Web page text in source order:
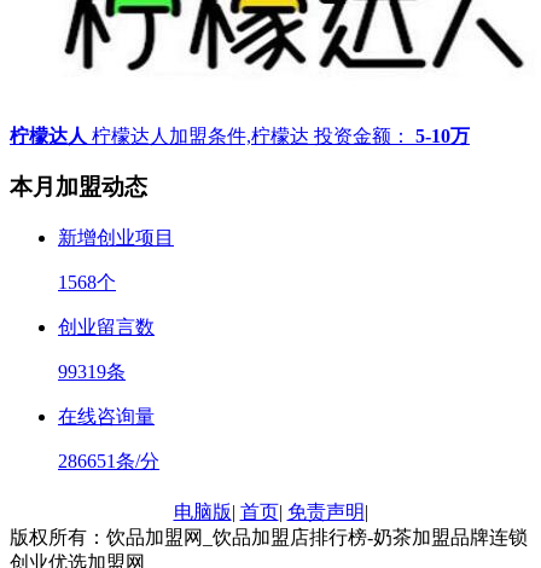
柠檬达人 柠檬达人加盟条件,柠檬达 投资金额： 5-10万
本月加盟动态
新增创业项目
1568个
创业留言数
99319条
在线咨询量
286651条/分
电脑版| 首页| 免责声明|
版权所有：饮品加盟网_饮品加盟店排行榜-奶茶加盟品牌连锁
创业优选加盟网